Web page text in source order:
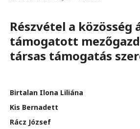
Részvétel a közösség
támogatott
társas támogatás
Birtalan Ilona Liliána
Kis Bernadett
Rácz József